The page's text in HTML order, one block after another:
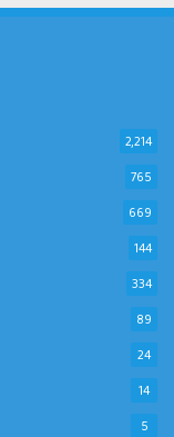
2,214
765
669
144
334
89
24
14
5